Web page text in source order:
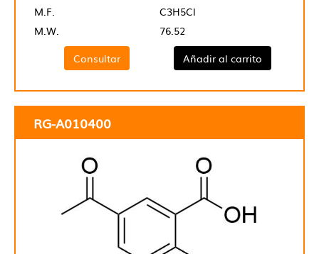
M.F.
C3H5Cl
M.W.
76.52
Consultar
Añadir al carrito
RG-A010400